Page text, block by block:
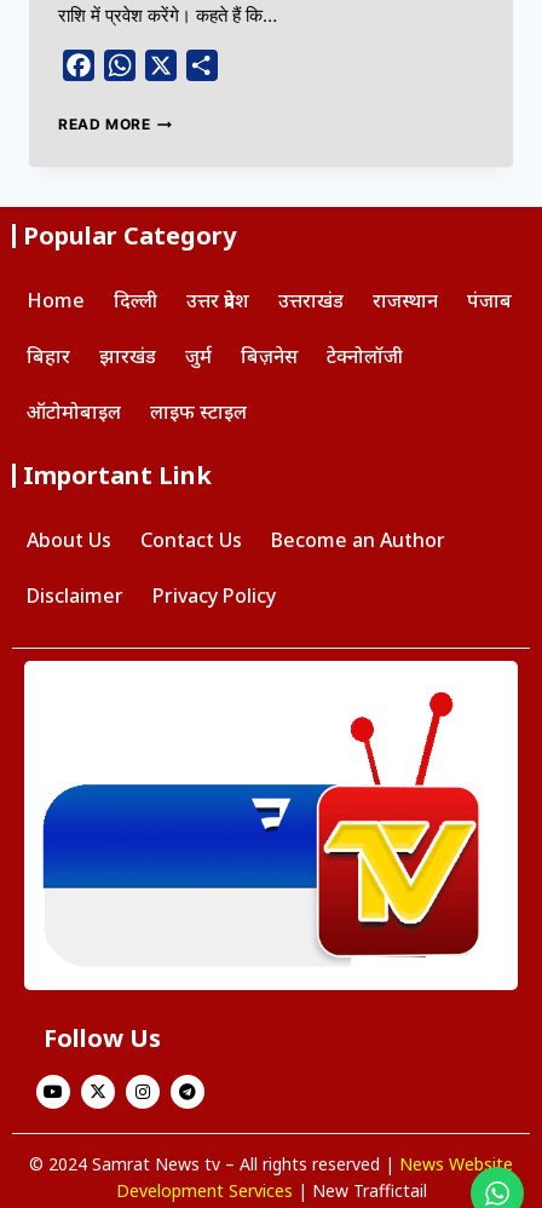
राशि में प्रवेश करेंगे। कहते हैं कि…
FacebookWhatsApp
READ MORE
Popular Category
Home दिल्ली उत्तर प्रदेश उत्तराखंड राजस्थान पंजाब
बिहार झारखंड जुर्म बिज़नेस टेक्नोलॉजी
ऑटोमोबाइल लाइफ स्टाइल
Important Link
About Us Contact Us Become an Author
Disclaimer Privacy Policy
Follow Us
© 2024 Samrat News tv – All rights reserved | News Website
Development Services | New Traffictail